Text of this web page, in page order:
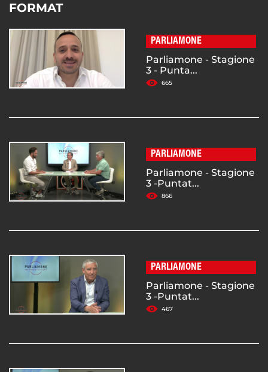
FORMAT
PARLIAMONE
Parliamone - Stagione
3 - Punta...
665
PARLIAMONE
Parliamone - Stagione
3 -Puntat...
866
PARLIAMONE
Parliamone - Stagione
3 -Puntat...
467